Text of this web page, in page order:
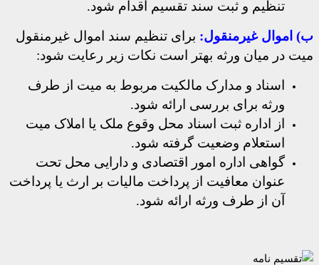
تنظیم و ثبت سند تقسیم اقدام شود.
ب) اموال غیرمنقول: برای تنظیم سند اموال غیرمنقول
میت در میان ورثه بهتر است نکات زیر رعایت شود:
اسناد و مدارک مالکیت مربوط به میت از طرف
ورثه برای بررسی ارائه شود.
از اداره ثبت اسناد محل وقوع ملک یا املاک میت
استعلام وضعیت گرفته شود.
گواهی اداره امور اقتصادی و دارایی محل تحت
عنوان معافیت از پرداخت مالیات بر ارث یا پرداخت
آن از طرف ورثه ارائه شود.